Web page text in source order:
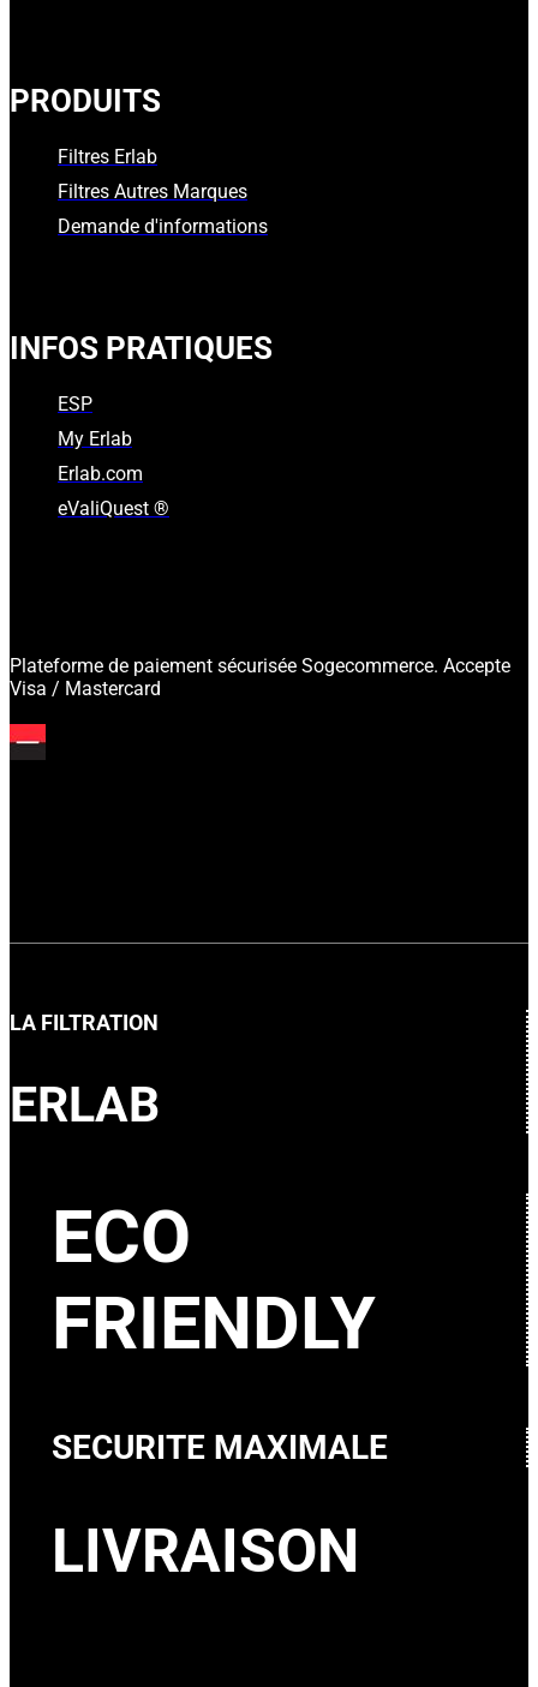
PRODUITS
Filtres Erlab
Filtres Autres Marques
Demande d'informations
INFOS PRATIQUES
ESP
My Erlab
Erlab.com
eValiQuest ®
Plateforme de paiement sécurisée Sogecommerce. Accepte
Visa / Mastercard
LA FILTRATION
ERLAB
ECO
FRIENDLY
SECURITE MAXIMALE
LIVRAISON